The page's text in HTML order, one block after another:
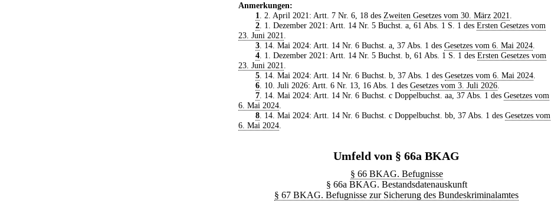
Anmerkungen:
1. 2. April 2021: Artt. 7 Nr. 6, 18 des Zweiten Gesetzes vom 30. März 2021.
2. 1. Dezember 2021: Artt. 14 Nr. 5 Buchst. a, 61 Abs. 1 S. 1 des Ersten Gesetzes vom
23. Juni 2021.
3. 14. Mai 2024: Artt. 14 Nr. 6 Buchst. a, 37 Abs. 1 des Gesetzes vom 6. Mai 2024.
4. 1. Dezember 2021: Artt. 14 Nr. 5 Buchst. b, 61 Abs. 1 S. 1 des Ersten Gesetzes vom
23. Juni 2021.
5. 14. Mai 2024: Artt. 14 Nr. 6 Buchst. b, 37 Abs. 1 des Gesetzes vom 6. Mai 2024.
6. 10. Juli 2026: Artt. 6 Nr. 13, 16 Abs. 1 des Gesetzes vom 3. Juli 2026.
7. 14. Mai 2024: Artt. 14 Nr. 6 Buchst. c Doppelbuchst. aa, 37 Abs. 1 des Gesetzes vom
6. Mai 2024.
8. 14. Mai 2024: Artt. 14 Nr. 6 Buchst. c Doppelbuchst. bb, 37 Abs. 1 des Gesetzes vom
6. Mai 2024.
Umfeld von § 66a BKAG
§ 66 BKAG. Befugnisse
§ 66a BKAG. Bestandsdatenauskunft
§ 67 BKAG. Befugnisse zur Sicherung des Bundeskriminalamtes